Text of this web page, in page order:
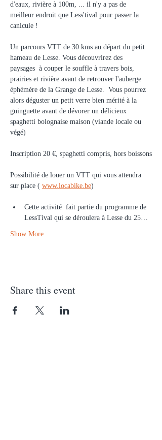
d'eaux, rivière à 100m, ... il n'y a pas de
meilleur endroit que Less'tival pour passer la
canicule !
Un parcours VTT de 30 kms au départ du petit
hameau de Lesse. Vous découvrirez des
paysages  à couper le souffle à travers bois,
prairies et rivière avant de retrouver l'auberge
éphémère de la Grange de Lesse.  Vous pourrez
alors déguster un petit verre bien mérité à la
guinguette avant de dévorer un délicieux
spaghetti bolognaise maison (viande locale ou
végé)
Inscription 20 €, spaghetti compris, hors boissons
Possibilité de louer un VTT qui vous attendra
sur place ( www.locabike.be)
Cette activité  fait partie du programme de
LessTival qui se déroulera à Lesse du 25…
Show More
Share this event